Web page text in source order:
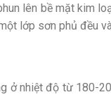
lên bề mặt kim
lớp sơn phủ đều
nhiệt độ từ 180-